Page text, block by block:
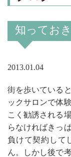
知ってお
2013.01.04
街を歩いている
ックサロンで体
こく勧誘される
らなければきっ
負けて契約し
ん。しかし後で